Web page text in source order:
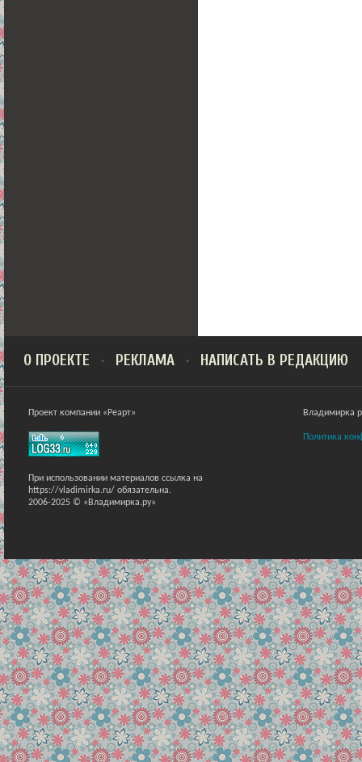
О ПРОЕКТЕ РЕКЛАМА НАПИСАТЬ В РЕДАКЦИЮ
Проект компании «Реарт»
При использовании материалов ссылка на
https://vladimirka.ru/ обязательна.
2006-2025 © «Владимирка.ру»
Владимирка
Политика